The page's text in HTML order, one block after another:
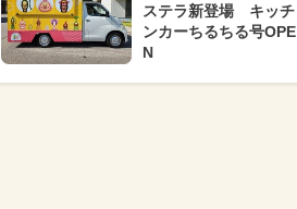
ステラ新登場 キッチ
ンカーちるちる号OPE
N